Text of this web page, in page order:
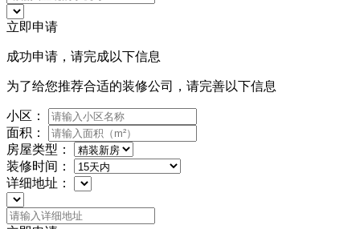
立即申请
成功申请，请完成以下信息
为了给您推荐合适的装修公司，请完善以下信息
小区：
面积：
房屋类型：
装修时间：
详细地址：